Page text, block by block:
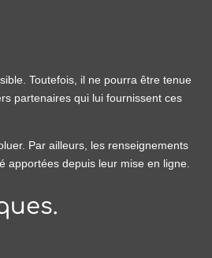
Toutefois, il ne pourra être tenue
partenaires qui lui fournissent ces
Par ailleurs, les renseignements
apportées depuis leur mise en ligne.